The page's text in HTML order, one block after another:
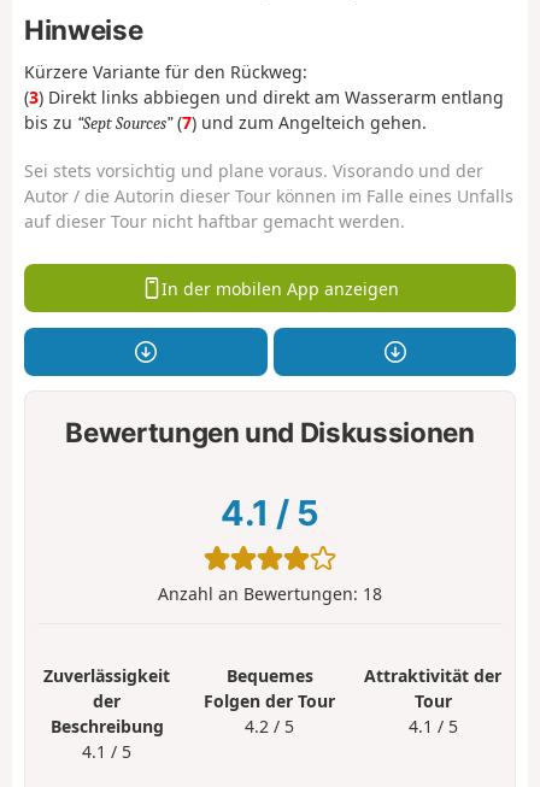
Hinweise
Kürzere Variante für den Rückweg:
(3) Direkt links abbiegen und direkt am Wasserarm entlang
bis zu Sept Sources (7) und zum Angelteich gehen.
Sei stets vorsichtig und plane voraus. Visorando und der
Autor / die Autorin dieser Tour können im Falle eines Unfalls
auf dieser Tour nicht haftbar gemacht werden.
In der mobilen App anzeigen
Bewertungen und Diskussionen
4.1 / 5
Anzahl an Bewertungen: 18
Zuverlässigkeit
der
Beschreibung
4.1 / 5
Bequemes
Folgen der Tour
4.2 / 5
Attraktivität der
Tour
4.1 / 5